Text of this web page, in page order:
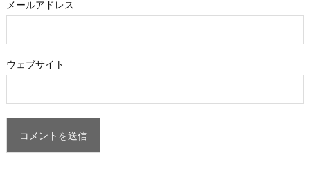
メールアドレス
ウェブサイト